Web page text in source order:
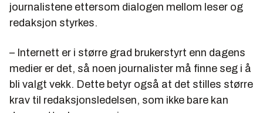
journalistene ettersom dialogen mellom leser og
redaksjon styrkes.
– Internett er i større grad brukerstyrt enn dagens
medier er det, så noen journalister må finne seg i å
bli valgt vekk. Dette betyr også at det stilles større
krav til redaksjonsledelsen, som ikke bare kan